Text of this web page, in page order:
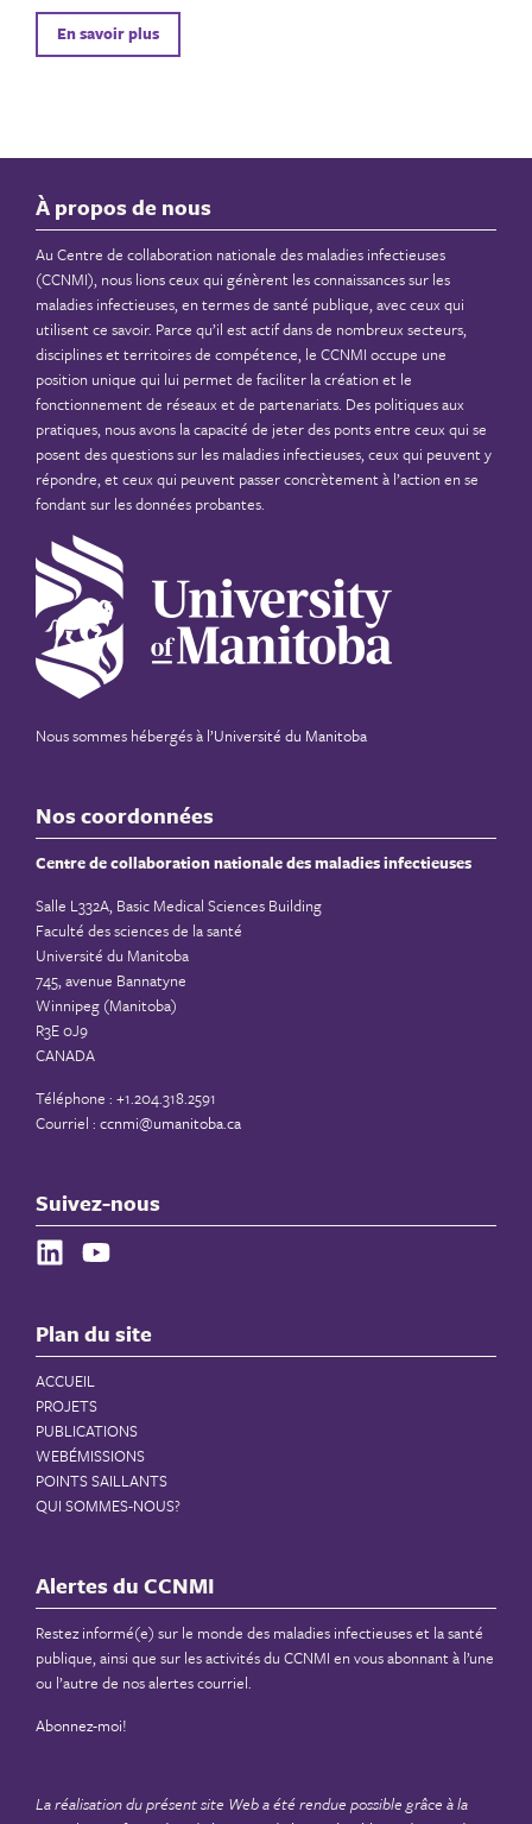
En savoir plus
À propos de nous
Au Centre de collaboration nationale des maladies infectieuses
(CCNMI), nous lions ceux qui génèrent les connaissances sur les
maladies infectieuses, en termes de santé publique, avec ceux qui
utilisent ce savoir. Parce qu’il est actif dans de nombreux secteurs,
disciplines et territoires de compétence, le CCNMI occupe une
position unique qui lui permet de faciliter la création et le
fonctionnement de réseaux et de partenariats. Des politiques aux
pratiques, nous avons la capacité de jeter des ponts entre ceux qui se
posent des questions sur les maladies infectieuses, ceux qui peuvent y
répondre, et ceux qui peuvent passer concrètement à l’action en se
fondant sur les données probantes.
Nous sommes hébergés à l’Université du Manitoba
Nos coordonnées
Centre de collaboration nationale des maladies infectieuses
Salle L332A, Basic Medical Sciences Building
Faculté des sciences de la santé
Université du Manitoba
745, avenue Bannatyne
Winnipeg (Manitoba)
R3E 0J9
CANADA
Téléphone : +1.204.318.2591
Courriel : ccnmi@umanitoba.ca
Suivez-nous
Plan du site
ACCUEIL
PROJETS
PUBLICATIONS
WEBÉMISSIONS
POINTS SAILLANTS
QUI SOMMES-NOUS?
Alertes du CCNMI
Restez informé(e) sur le monde des maladies infectieuses et la santé
publique, ainsi que sur les activités du CCNMI en vous abonnant à l’une
ou l’autre de nos alertes courriel.
Abonnez-moi!
La réalisation du présent site Web a été rendue possible grâce à la